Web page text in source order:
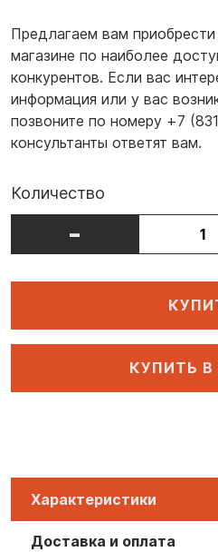
Предлагаем вам
магазине по наиболее
конкурентов. Если вас
информация или у вас
позвоните по номеру +7
консультанты ответят вам.
Количество
-
КУПИТЬ В
Характеристики
Доставка и оплата